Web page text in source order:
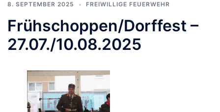
8. SEPTEMBER 2025 FREIWILLIGE FEUERWEHR
Frühschoppen/Dorffest –
27.07./10.08.2025